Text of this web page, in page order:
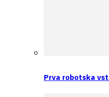
Prva robotska